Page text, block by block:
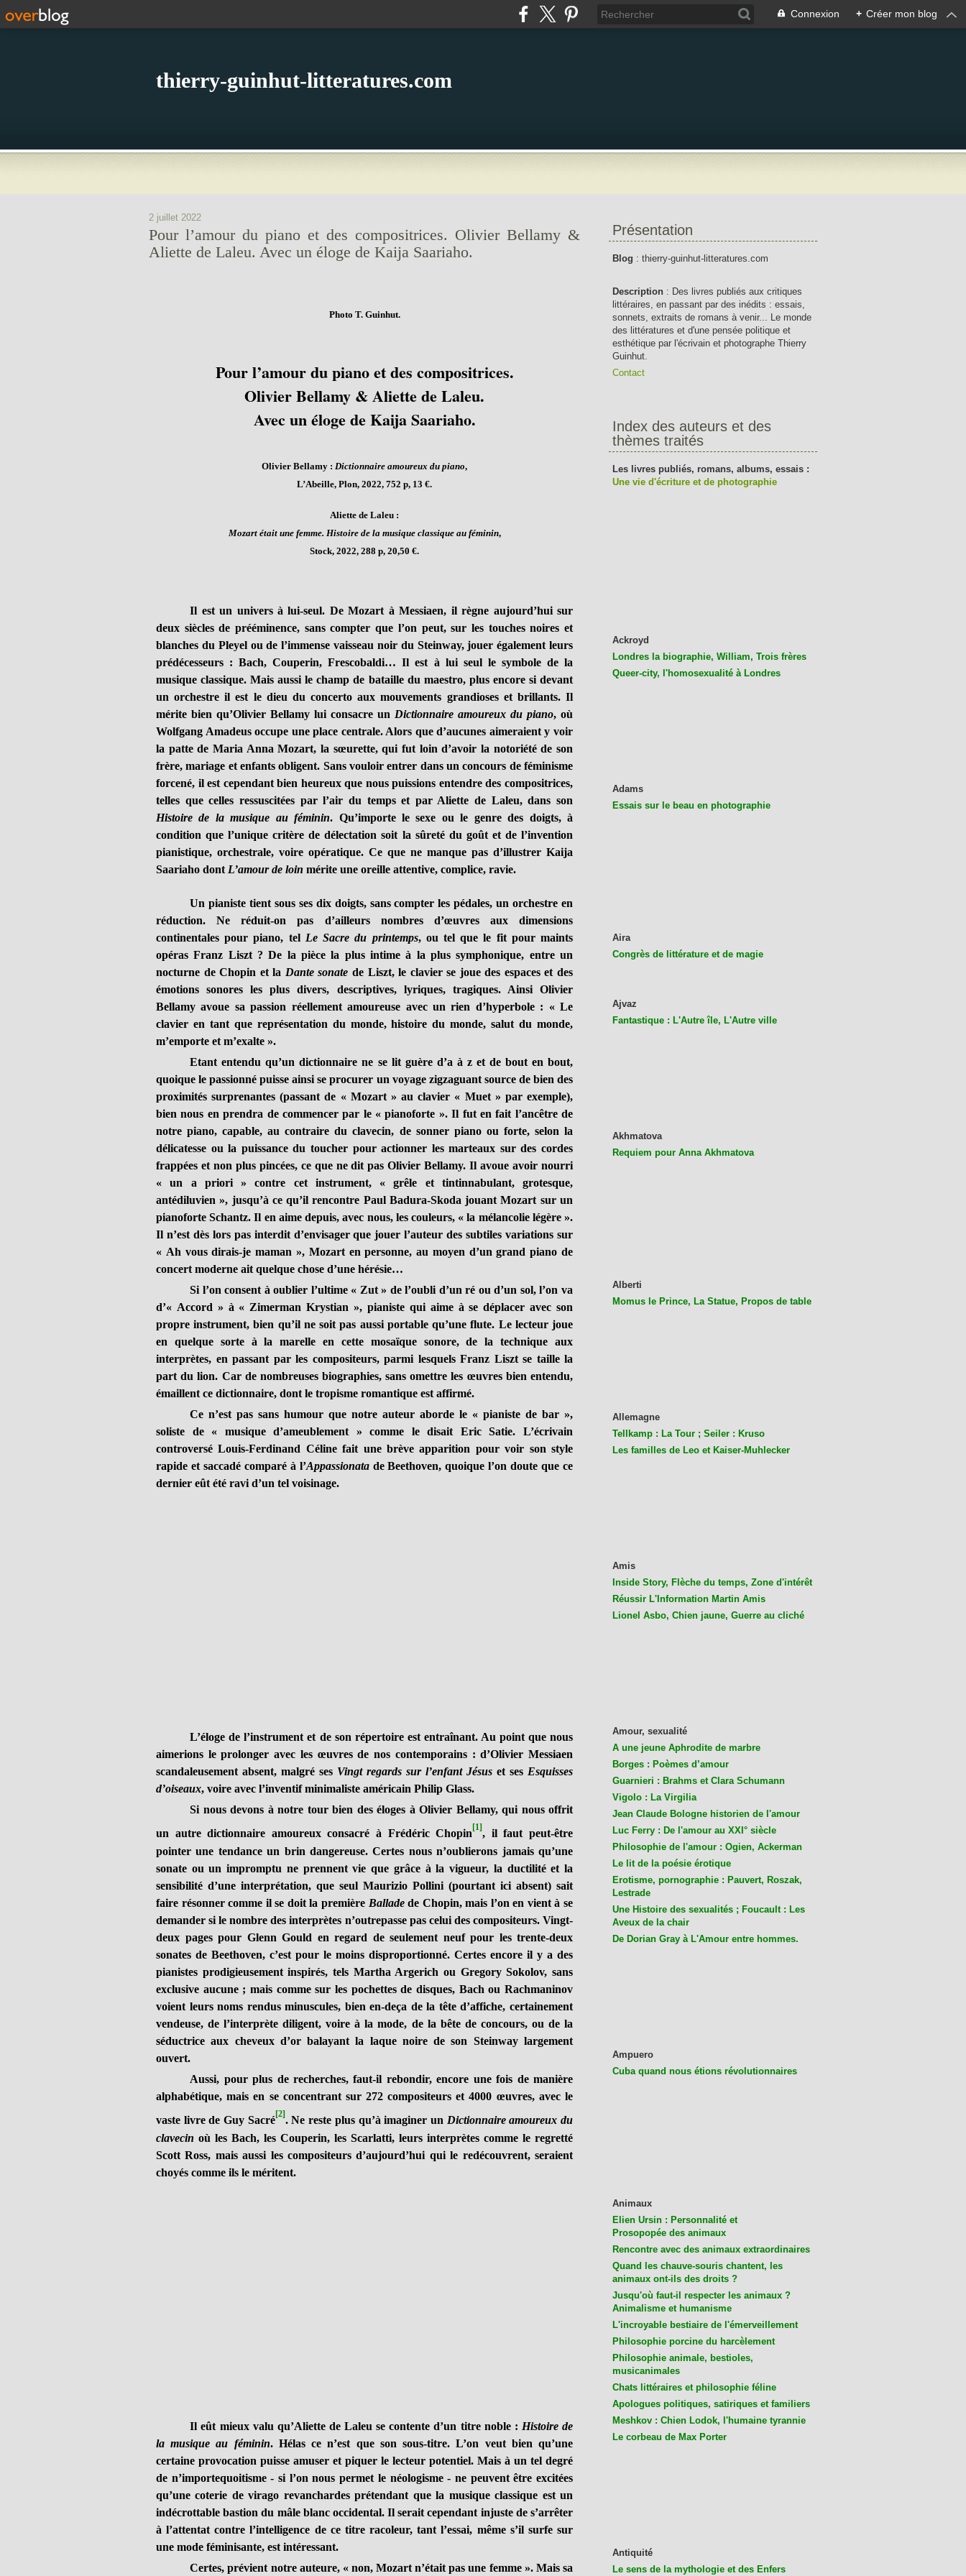
Connexion + Créer mon blog
thierry-guinhut-litteratures.com
2 juillet 2022
Pour l’amour du piano et des compositrices. Olivier Bellamy &
Aliette de Laleu. Avec un éloge de Kaija Saariaho.
Photo T. Guinhut.
Pour l’amour du piano et des compositrices.
Olivier Bellamy & Aliette de Laleu.
Avec un éloge de Kaija Saariaho.
Olivier Bellamy : Dictionnaire amoureux du piano,
L’Abeille, Plon, 2022, 752 p, 13 €.
Aliette de Laleu :
Mozart était une femme. Histoire de la musique classique au féminin,
Stock, 2022, 288 p, 20,50 €.
Il est un univers à lui-seul. De Mozart à Messiaen, il règne aujourd’hui sur
deux siècles de prééminence, sans compter que l’on peut, sur les touches noires et
blanches du Pleyel ou de l’immense vaisseau noir du Steinway, jouer également leurs
prédécesseurs : Bach, Couperin, Frescobaldi… Il est à lui seul le symbole de la
musique classique. Mais aussi le champ de bataille du maestro, plus encore si devant
un orchestre il est le dieu du concerto aux mouvements grandioses et brillants. Il
mérite bien qu’Olivier Bellamy lui consacre un Dictionnaire amoureux du piano, où
Wolfgang Amadeus occupe une place centrale. Alors que d’aucunes aimeraient y voir
la patte de Maria Anna Mozart, la sœurette, qui fut loin d’avoir la notoriété de son
frère, mariage et enfants obligent. Sans vouloir entrer dans un concours de féminisme
forcené, il est cependant bien heureux que nous puissions entendre des compositrices,
telles que celles ressuscitées par l’air du temps et par Aliette de Laleu, dans son
Histoire de la musique au féminin. Qu’importe le sexe ou le genre des doigts, à
condition que l’unique critère de délectation soit la sûreté du goût et de l’invention
pianistique, orchestrale, voire opératique. Ce que ne manque pas d’illustrer Kaija
Saariaho dont L’amour de loin mérite une oreille attentive, complice, ravie.
Un pianiste tient sous ses dix doigts, sans compter les pédales, un orchestre en
réduction. Ne réduit-on pas d’ailleurs nombres d’œuvres aux dimensions
continentales pour piano, tel Le Sacre du printemps, ou tel que le fit pour maints
opéras Franz Liszt ? De la pièce la plus intime à la plus symphonique, entre un
nocturne de Chopin et la Dante sonate de Liszt, le clavier se joue des espaces et des
émotions sonores les plus divers, descriptives, lyriques, tragiques. Ainsi Olivier
Bellamy avoue sa passion réellement amoureuse avec un rien d’hyperbole : « Le
clavier en tant que représentation du monde, histoire du monde, salut du monde,
m’emporte et m’exalte ».
Etant entendu qu’un dictionnaire ne se lit guère d’a à z et de bout en bout,
quoique le passionné puisse ainsi se procurer un voyage zigzaguant source de bien des
proximités surprenantes (passant de « Mozart » au clavier « Muet » par exemple),
bien nous en prendra de commencer par le « pianoforte ». Il fut en fait l’ancêtre de
notre piano, capable, au contraire du clavecin, de sonner piano ou forte, selon la
délicatesse ou la puissance du toucher pour actionner les marteaux sur des cordes
frappées et non plus pincées, ce que ne dit pas Olivier Bellamy. Il avoue avoir nourri
« un a priori » contre cet instrument, « grêle et tintinnabulant, grotesque,
antédiluvien », jusqu’à ce qu’il rencontre Paul Badura-Skoda jouant Mozart sur un
pianoforte Schantz. Il en aime depuis, avec nous, les couleurs, « la mélancolie légère ».
Il n’est dès lors pas interdit d’envisager que jouer l’auteur des subtiles variations sur
« Ah vous dirais-je maman », Mozart en personne, au moyen d’un grand piano de
concert moderne ait quelque chose d’une hérésie…
Si l’on consent à oublier l’ultime « Zut » de l’oubli d’un ré ou d’un sol, l’on va
d’« Accord » à « Zimerman Krystian », pianiste qui aime à se déplacer avec son
propre instrument, bien qu’il ne soit pas aussi portable qu’une flute. Le lecteur joue
en quelque sorte à la marelle en cette mosaïque sonore, de la technique aux
interprètes, en passant par les compositeurs, parmi lesquels Franz Liszt se taille la
part du lion. Car de nombreuses biographies, sans omettre les œuvres bien entendu,
émaillent ce dictionnaire, dont le tropisme romantique est affirmé.
Ce n’est pas sans humour que notre auteur aborde le « pianiste de bar »,
soliste de « musique d’ameublement » comme le disait Eric Satie. L’écrivain
controversé Louis-Ferdinand Céline fait une brève apparition pour voir son style
rapide et saccadé comparé à l’Appassionatade Beethoven, quoique l’on doute que ce
dernier eût été ravi d’un tel voisinage.
L’éloge de l’instrument et de son répertoire est entraînant. Au point que nous
aimerions le prolonger avec les œuvres de nos contemporains : d’Olivier Messiaen
scandaleusement absent, malgré ses Vingt regards sur l’enfant Jésus et ses Esquisses
d’oiseaux, voire avec l’inventif minimaliste américain Philip Glass.
Si nous devons à notre tour bien des éloges à Olivier Bellamy, qui nous offrit
un autre dictionnaire amoureux consacré à Frédéric Chopin[1], il faut peut-être
pointer une tendance un brin dangereuse. Certes nous n’oublierons jamais qu’une
sonate ou un impromptu ne prennent vie que grâce à la vigueur, la ductilité et la
sensibilité d’une interprétation, que seul Maurizio Pollini (pourtant ici absent) sait
faire résonner comme il se doit la première Balladede Chopin, mais l’on en vient à se
demander si le nombre des interprètes n’outrepasse pas celui des compositeurs. Vingt-
deux pages pour Glenn Gould en regard de seulement neuf pour les trente-deux
sonates de Beethoven, c’est pour le moins disproportionné. Certes encore il y a des
pianistes prodigieusement inspirés, tels Martha Argerich ou Gregory Sokolov, sans
exclusive aucune ; mais comme sur les pochettes de disques, Bach ou Rachmaninov
voient leurs noms rendus minuscules, bien en-deça de la tête d’affiche, certainement
vendeuse, de l’interprète diligent, voire à la mode, de la bête de concours, ou de la
séductrice aux cheveux d’or balayant la laque noire de son Steinway largement
ouvert.
Aussi, pour plus de recherches, faut-il rebondir, encore une fois de manière
alphabétique, mais en se concentrant sur 272 compositeurs et 4000 œuvres, avec le
vaste livre de Guy Sacré[2]. Ne reste plus qu’à imaginer un Dictionnaire amoureux du
clavecin où les Bach, les Couperin, les Scarlatti, leurs interprètes comme le regretté
Scott Ross, mais aussi les compositeurs d’aujourd’hui qui le redécouvrent, seraient
choyés comme ils le méritent.
Il eût mieux valu qu’Aliette de Laleu se contente d’un titre noble : Histoire de
la musique au féminin. Hélas ce n’est que son sous-titre. L’on veut bien qu’une
certaine provocation puisse amuser et piquer le lecteur potentiel. Mais à un tel degré
de n’importequoitisme - si l’on nous permet le néologisme - ne peuvent être excitées
qu’une coterie de virago revanchardes prétendant que la musique classique est un
indécrottable bastion du mâle blanc occidental. Il serait cependant injuste de s’arrêter
à l’attentat contre l’intelligence de ce titre racoleur, tant l’essai, même s’il surfe sur
une mode féminisante, est intéressant.
Certes, prévient notre auteure, « non, Mozart n’était pas une femme ». Mais sa
Présentation
Blog : thierry-guinhut-litteratures.com
Description : Des livres publiés aux critiques
littéraires, en passant par des inédits : essais,
sonnets, extraits de romans à venir... Le monde
des littératures et d'une pensée politique et
esthétique par l'écrivain et photographe Thierry
Guinhut.
Contact
Index des auteurs et des
thèmes traités
Les livres publiés, romans, albums, essais :
Une vie d'écriture et de photographie
Ackroyd
Londres la biographie, William, Trois frères
Queer-city, l'homosexualité à Londres
Adams
Essais sur le beau en photographie
Aira
Congrès de littérature et de magie
Ajvaz
Fantastique : L'Autre île, L'Autre ville
Akhmatova
Requiem pour Anna Akhmatova
Alberti
Momus le Prince, La Statue, Propos de table
Allemagne
Tellkamp : La Tour ; Seiler : Kruso
Les familles de Leo et Kaiser-Muhlecker
Amis
Inside Story, Flèche du temps, Zone d'intérêt
Réussir L'Information Martin Amis
Lionel Asbo, Chien jaune, Guerre au cliché
Amour, sexualité
A une jeune Aphrodite de marbre
Borges : Poèmes d’amour
Guarnieri : Brahms et Clara Schumann
Vigolo : La Virgilia
Jean Claude Bologne historien de l'amour
Luc Ferry : De l'amour au XXI° siècle
Philosophie de l'amour : Ogien, Ackerman
Le lit de la poésie érotique
Erotisme, pornographie : Pauvert, Roszak,
Lestrade
Une Histoire des sexualités ; Foucault : Les
Aveux de la chair
De Dorian Gray à L'Amour entre hommes.
Ampuero
Cuba quand nous étions révolutionnaires
Animaux
Elien Ursin : Personnalité et
Prosopopée des animaux
Rencontre avec des animaux extraordinaires
Quand les chauve-souris chantent, les
animaux ont-ils des droits ?
Jusqu'où faut-il respecter les animaux ?
Animalisme et humanisme
L'incroyable bestiaire de l'émerveillement
Philosophie porcine du harcèlement
Philosophie animale, bestioles,
musicanimales
Chats littéraires et philosophie féline
Apologues politiques, satiriques et familiers
Meshkov : Chien Lodok, l'humaine tyrannie
Le corbeau de Max Porter
Antiquité
Le sens de la mythologie et des Enfers